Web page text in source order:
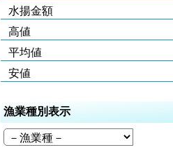
水揚金額
高値
平均値
安値
漁業種別表示